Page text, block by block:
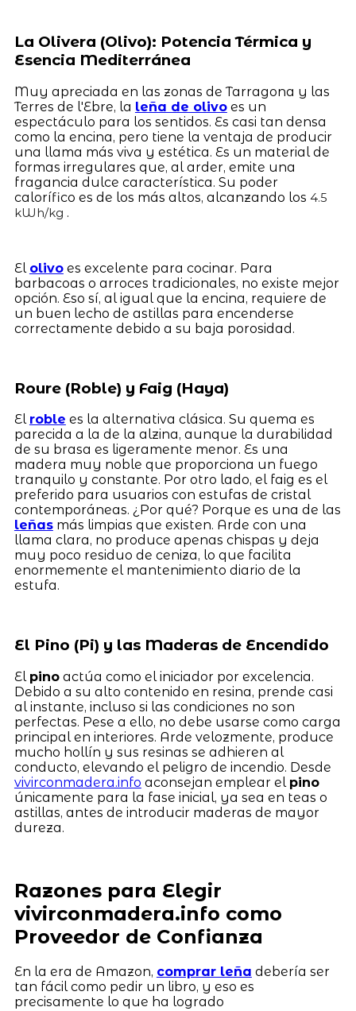
La Olivera (Olivo): Potencia Térmica y
Esencia Mediterránea
Muy apreciada en las zonas de Tarragona y las
Terres de l'Ebre, la leña de olivoes un
espectáculo para los sentidos. Es casi tan densa
como la encina, pero tiene la ventaja de producir
una llama más viva y estética. Es un material de
formas irregulares que, al arder, emite una
fragancia dulce característica. Su poder
calorífico es de los más altos, alcanzando los 4.5
kWh/kg .
El olivoes excelente para cocinar. Para
barbacoas o arroces tradicionales, no existe mejor
opción. Eso sí, al igual que la encina, requiere de
un buen lecho de astillas para encenderse
correctamente debido a su baja porosidad.
Roure (Roble) y Faig (Haya)
El roble es la alternativa clásica. Su quema es
parecida a la de la alzina, aunque la durabilidad
de su brasa es ligeramente menor. Es una
madera muy noble que proporciona un fuego
tranquilo y constante. Por otro lado, el faig es el
preferido para usuarios con estufas de cristal
contemporáneas. ¿Por qué? Porque es una de las
leñasmás limpias que existen. Arde con una
llama clara, no produce apenas chispas y deja
muy poco residuo de ceniza, lo que facilita
enormemente el mantenimiento diario de la
estufa.
El Pino (Pi) y las Maderas de Encendido
El pinoactúa como el iniciador por excelencia.
Debido a su alto contenido en resina, prende casi
al instante, incluso si las condiciones no son
perfectas. Pese a ello, no debe usarse como carga
principal en interiores. Arde velozmente, produce
mucho hollín y sus resinas se adhieren al
conducto, elevando el peligro de incendio. Desde
vivirconmadera.info aconsejan emplear el pino
únicamente para la fase inicial, ya sea en teas o
astillas, antes de introducir maderas de mayor
dureza.
Razones para Elegir
vivirconmadera.info como
Proveedor de Confianza
En la era de Amazon, comprar leña debería ser
tan fácil como pedir un libro, y eso es
precisamente lo que ha logrado